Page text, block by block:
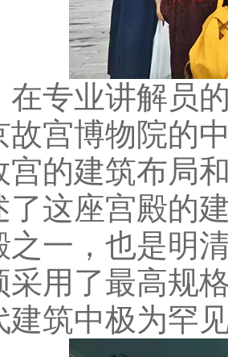
业讲解员的
故宫博物院的
宫的建筑布局
了这座宫殿的
之一，也是明
采用了最高规
建筑中极为罕